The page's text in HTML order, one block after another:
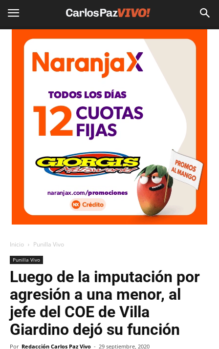
Inicio Punilla Vivo
Punilla Vivo
Luego de la imputación por
agresión a una menor, al
jefe del COE de Villa
Giardino dejó su función
Por Redacción Carlos Paz Vivo - 29 septiembre, 2020